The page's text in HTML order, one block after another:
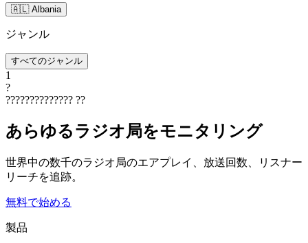
🇦🇱 Albania
ジャンル
すべてのジャンル
1
?
?????????????? ??
あらゆるラジオ局をモニタリング
世界中の数千のラジオ局のエアプレイ、放送回数、リスナー
リーチを追跡。
無料で始める
製品